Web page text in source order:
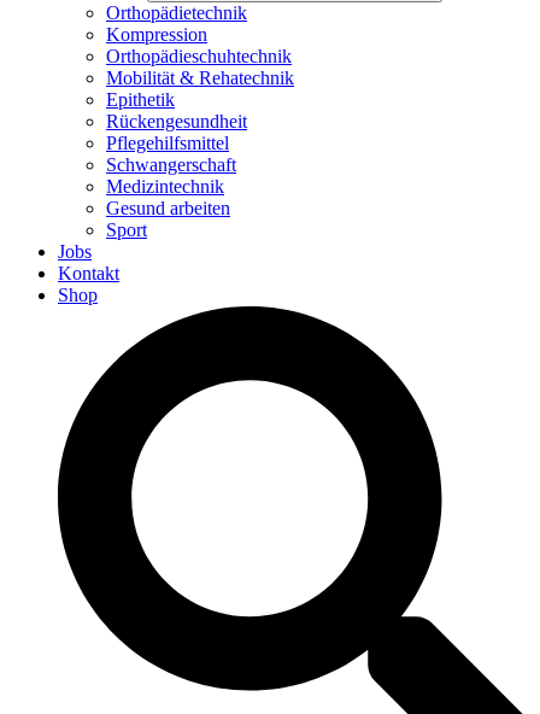
Orthopädietechnik
Kompression
Orthopädieschuhtechnik
Mobilität & Rehatechnik
Epithetik
Rückengesundheit
Pflegehilfsmittel
Schwangerschaft
Medizintechnik
Gesund arbeiten
Sport
Jobs
Kontakt
Shop